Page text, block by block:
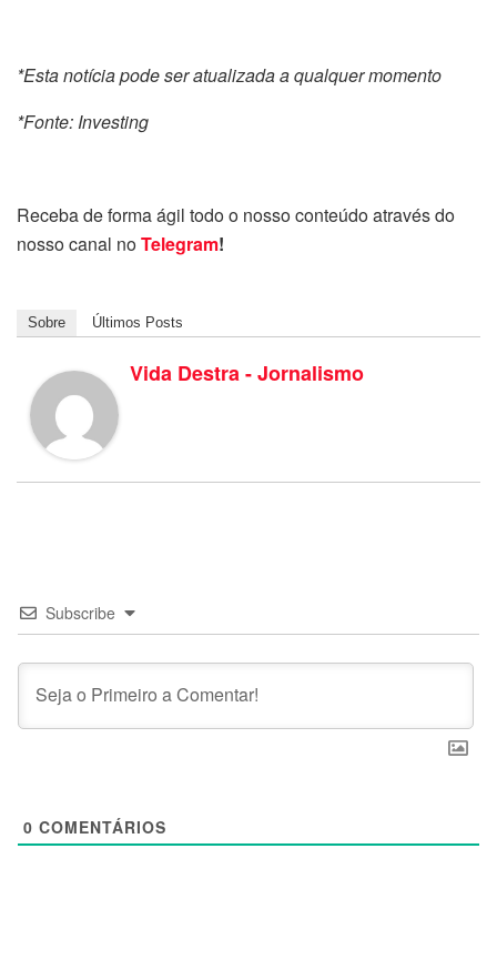
*Esta notícia pode ser atualizada a qualquer momento
*Fonte: Investing
Receba de forma ágil todo o nosso conteúdo através do
nosso canal noTelegram!
Sobre Últimos Posts
Vida Destra - Jornalismo
Subscribe
0 COMENTÁRIOS